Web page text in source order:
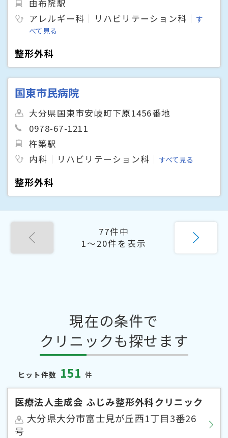
由布院駅
アレルギー科
リハビリテーション科
す
べて見る
整形外科
国東市民病院
大分県国東市安岐町下原1456番地
0978-67-1211
杵築駅
内科
リハビリテーション科 すべて見る
整形外科
77件中
1〜20件を表示
現在の条件で
クリニックも探せます
ヒット件数 151 件
医療法人圭成会 ふじみ整形外科クリニック
大分県大分市富士見が丘西1丁目3番26
号